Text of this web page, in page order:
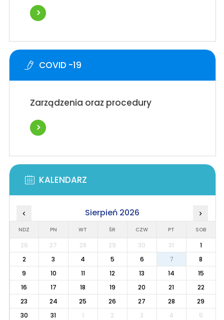
COVID -19
Zarządzenia oraz procedury
KALENDARZ
‹ Sierpień 2026 ›
NDZ PN WT ŚR CZW PT SOB
26 27 28 29 30 31
1
2
3 4 5 6 7
8
9
10 11 12 13 14
15
16
17 18 19 20 21
22
23
24 25 26 27 28
29
30
31 1 2 3 4 5